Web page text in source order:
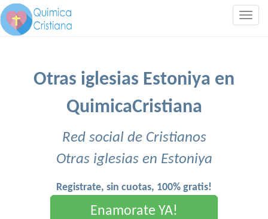
Otras iglesias Estoniya en
QuimicaCristiana
Red social de Cristianos
Otras iglesias en Estoniya
Registrate, sin cuotas, 100% gratis!
Enamorate YA!